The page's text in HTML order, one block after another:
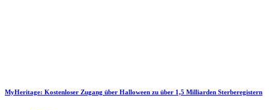
MyHeritage: Kostenloser Zugang über Halloween zu über 1,5 Milliarden Sterberegistern